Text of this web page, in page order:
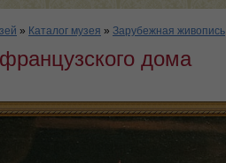
» Каталог музея » Зарубежная живопись
дома